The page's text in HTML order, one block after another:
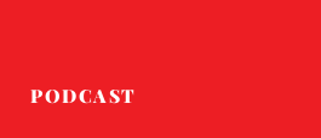
PODCAST